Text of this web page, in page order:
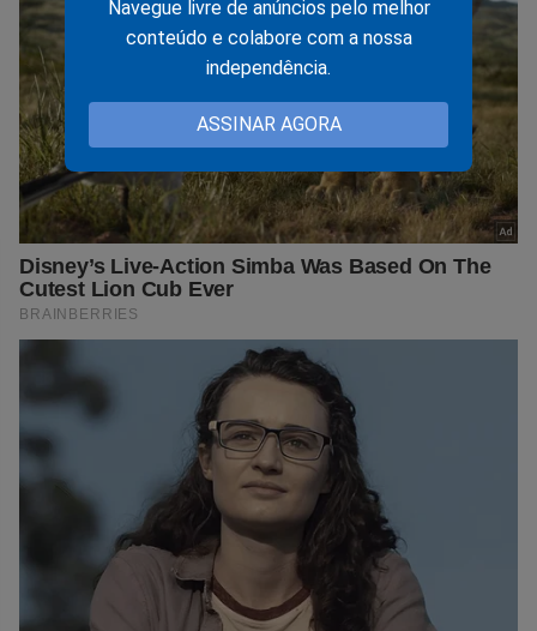
Navegue livre de anúncios pelo melhor
conteúdo e colabore com a nossa
independência.
ASSINAR AGORA